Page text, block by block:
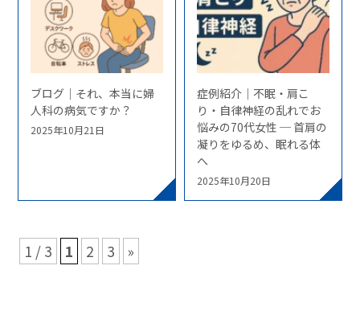
ブログ｜それ、本当に婦
人科の病気ですか？
2025年10月21日
症例紹介｜不眠・肩こ
り・自律神経の乱れでお
悩みの70代女性 ─ 首肩の
凝りをゆるめ、眠れる体
へ
2025年10月20日
1 / 3 1 2 3 »